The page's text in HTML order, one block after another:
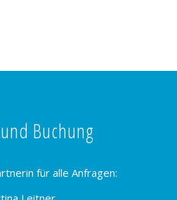
Buchung
für alle Anfragen: